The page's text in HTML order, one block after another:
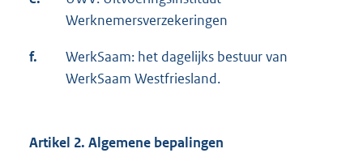
Werknemersverzekeringen
f.
WerkSaam: het dagelijks bestuur van
WerkSaam Westfriesland.
Artikel 2. Algemene bepalingen